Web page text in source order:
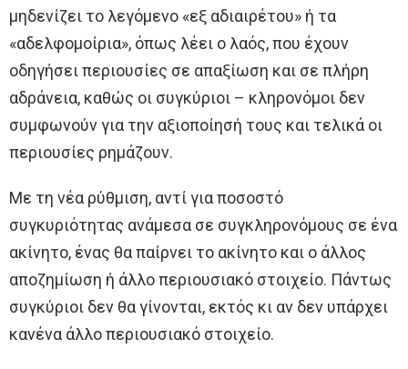
μηδενίζει το λεγόμενο «εξ αδιαιρέτου» ή τα
«αδελφομοίρια», όπως λέει ο λαός, που έχουν
οδηγήσει περιουσίες σε απαξίωση και σε πλήρη
αδράνεια, καθώς οι συγκύριοι – κληρονόμοι δεν
συμφωνούν για την αξιοποίησή τους και τελικά οι
περιουσίες ρημάζουν.
Με τη νέα ρύθμιση, αντί για ποσοστό
συγκυριότητας ανάμεσα σε συγκληρονόμους σε ένα
ακίνητο, ένας θα παίρνει το ακίνητο και ο άλλος
αποζημίωση ή άλλο περιουσιακό στοιχείο. Πάντως
συγκύριοι δεν θα γίνονται, εκτός κι αν δεν υπάρχει
κανένα άλλο περιουσιακό στοιχείο.